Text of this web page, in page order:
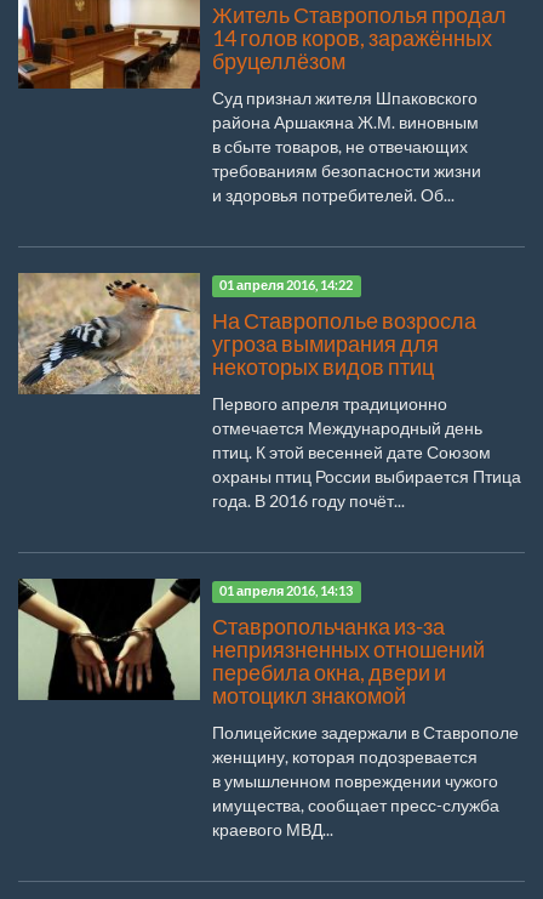
Житель Ставрополья продал
14 голов коров, заражённых
бруцеллёзом
Суд признал жителя Шпаковского
района Аршакяна Ж.М. виновным
в сбыте товаров, не отвечающих
требованиям безопасности жизни
и здоровья потребителей. Об...
01 апреля 2016, 14:22
На Ставрополье возросла
угроза вымирания для
некоторых видов птиц
Первого апреля традиционно
отмечается Международный день
птиц. К этой весенней дате Союзом
охраны птиц России выбирается Птица
года. В 2016 году почёт...
01 апреля 2016, 14:13
Ставропольчанка из-за
неприязненных отношений
перебила окна, двери и
мотоцикл знакомой
Полицейские задержали в Ставрополе
женщину, которая подозревается
в умышленном повреждении чужого
имущества, сообщает пресс-служба
краевого МВД...